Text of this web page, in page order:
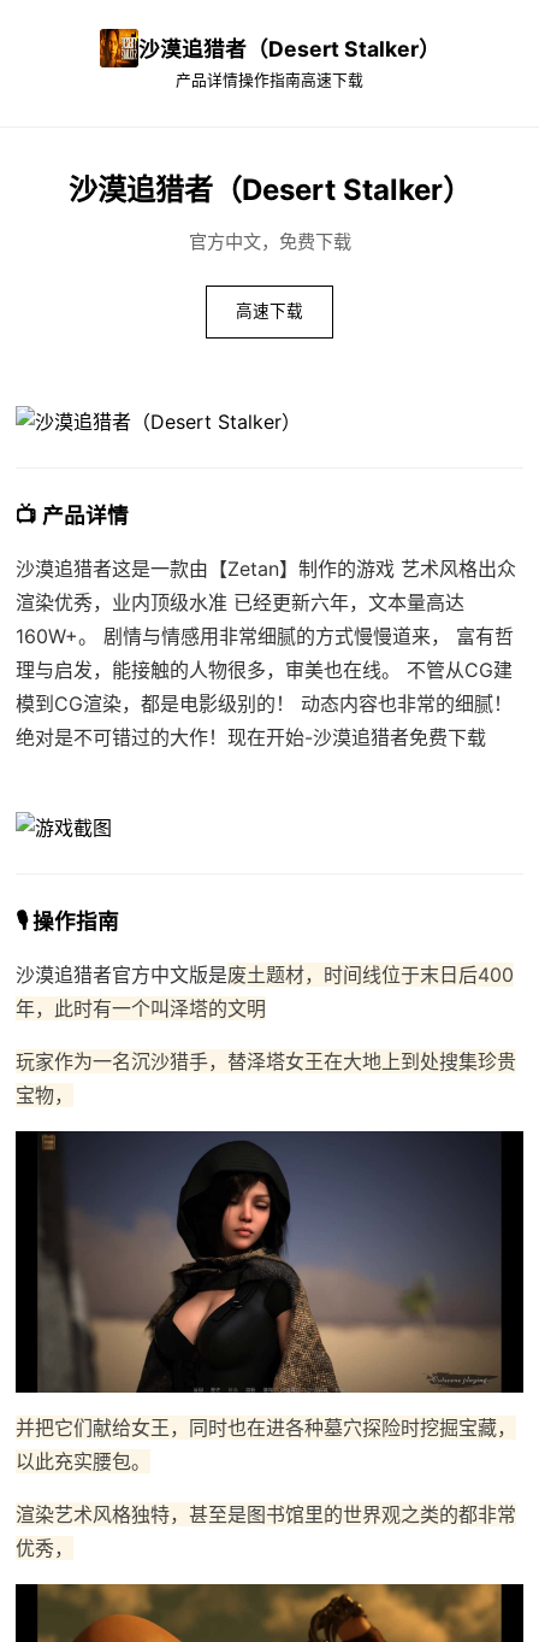
沙漠追猎者（Desert Stalker）
产品详情操作指南高速下载
沙漠追猎者（Desert Stalker）
官方中文，免费下载
高速下载
📺 产品详情
沙漠追猎者这是一款由【Zetan】制作的游戏 艺术风格出众
渲染优秀，业内顶级水准 已经更新六年，文本量高达
160W+。 剧情与情感用非常细腻的方式慢慢道来， 富有哲
理与启发，能接触的人物很多，审美也在线。 不管从CG建
模到CG渲染，都是电影级别的！ 动态内容也非常的细腻！
绝对是不可错过的大作！现在开始-沙漠追猎者免费下载
🎙️ 操作指南
沙漠追猎者官方中文版是废土题材，时间线位于末日后400
年，此时有一个叫泽塔的文明
玩家作为一名沉沙猎手，替泽塔女王在大地上到处搜集珍贵
宝物，
并把它们献给女王，同时也在进各种墓穴探险时挖掘宝藏，
以此充实腰包。
渲染艺术风格独特，甚至是图书馆里的世界观之类的都非常
优秀，